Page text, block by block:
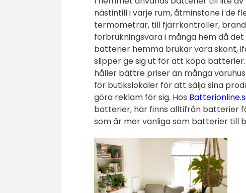
nästintill i varje rum, åtminstone i de
termometrar, till fjärrkontroller,
förbrukningsvara i många hem då
batterier hemma brukar vara skönt,
slipper ge sig ut för att köpa
håller bättre priser än många
för butikslokaler för att sälja sina
göra reklam för sig. Hos
batterier, här finns alltifrån batterier
som är mer vanliga som batterier till